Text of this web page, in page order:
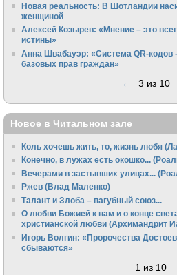
Новая реальность: В Шотландии
женщиной
Алексей Козырев: «Мнение – это
истины»
Анна Швабауэр: «Система QR-кодов
базовых прав граждан»
← 3 из 10
Новое в Читальном зале
Коль хочешь жить, то, жизнь любя
Конечно, в лужах есть окошко...
Вечерами в застывших улицах...
Ржев (Влад Маленко)
Талант и Злоба – пагубный союз...
О любви Божией к нам и о конце
христианской любви (Архимандрит
Игорь Волгин: «Пророчества
сбываются»
1 из 10